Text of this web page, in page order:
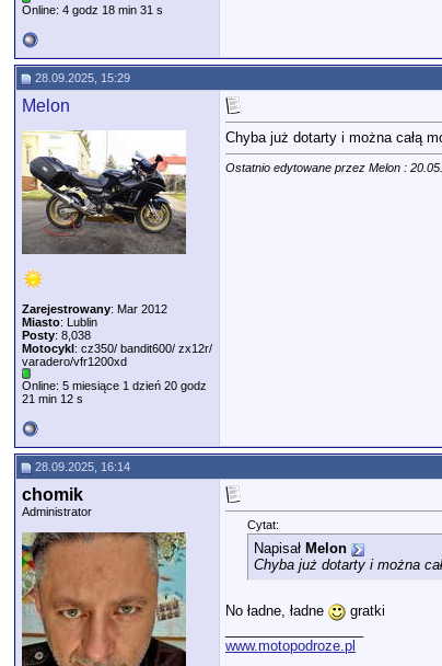
Online: 4 godz 18 min 31 s
28.09.2025, 15:29
Melon
Zarejestrowany: Mar 2012
Miasto: Lublin
Posty: 8,038
Motocykl: cz350/ bandit600/ zx12r/
varadero/vfr1200xd
Online: 5 miesiące 1 dzień 20 godz
21 min 12 s
Chyba już dotarty i można całą
Ostatnio edytowane przez Melon :
28.09.2025, 16:14
chomik
Administrator
Cytat:
Napisał Melon
Chyba już dotarty i można
No ładne, ładne
gratki
www.motopodroze.pl